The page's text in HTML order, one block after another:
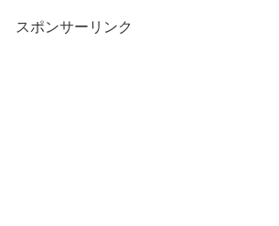
スポンサーリンク